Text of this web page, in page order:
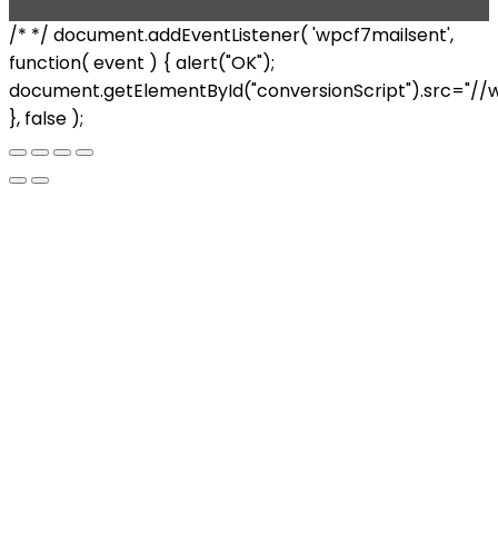
/* */ document.addEventListener( 'wpcf7mailsent',
function( event ) { alert("OK");
}, false );